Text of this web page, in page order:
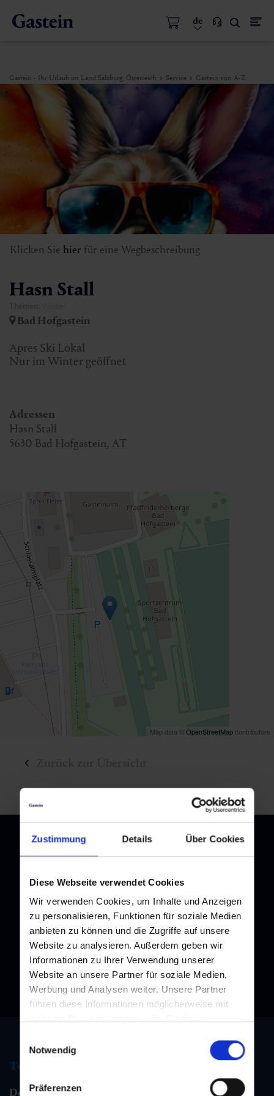
Zustimmung Details Über Cookies
Diese Webseite verwendet Cookies
Wir verwenden Cookies, um Inhalte und Anzeigen
zu personalisieren, Funktionen für soziale Medien
anbieten zu können und die Zugriffe auf unsere
Website zu analysieren. Außerdem geben wir
Informationen zu Ihrer Verwendung unserer
Website an unsere Partner für soziale Medien,
Werbung und Analysen weiter. Unsere Partner
führen diese Informationen möglicherweise mit
Nutzung der Dienste gesammelt haben.
Notwendig
Präferenzen
de
Gastein - Ihr Urlaub im Land Salzburg, Österreich Service Gastein von A-Z
Map data © OpenStreetMap contributors
Klicken Sie hier für eine Wegbeschreibung
Hasn Stall
Bad Hofgastein
Apres Ski Lokal
Nur im Winter geöffnet
Adressen
Hasn Stall
5630 Bad Hofgastein, AT
Newsletter
Melden Sie sich bei unserem Newsletter an, und bleiben Sie
immer am Laufenden!
Tourismus Information
Dorfgastein